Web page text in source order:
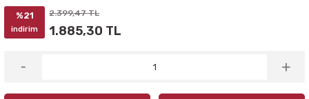
%21
indirim
2.399,47 TL
1.885,30 TL